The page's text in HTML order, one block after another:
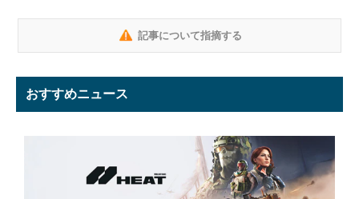
記事について指摘する
おすすめニュース